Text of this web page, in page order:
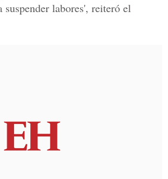
suspender labores', reiteró el